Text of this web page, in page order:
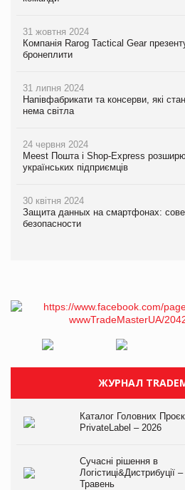
31 жовтня 2024
Компанія Rarog Tactical Gear
бронеплити
31 липня 2024
Напівфабрикати та консерви, які
нема світла
24 червня 2024
Meest Пошта і Shop-Express
українських підприємців
30 квітня 2024
Защита данных на смартфонах:
безопасности
ЖУРНАЛ
Каталог Головних
PrivateLabel – 2026
Сучасні рішення в
Логістиці&Дистрибуції
Травень